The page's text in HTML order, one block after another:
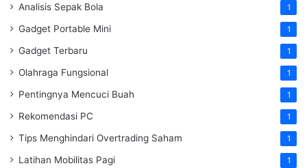
Analisis Sepak Bola 1
Gadget Portable Mini 1
Gadget Terbaru 1
Olahraga Fungsional 1
Pentingnya Mencuci Buah 1
Rekomendasi PC 1
Tips Menghindari Overtrading Saham 1
Latihan Mobilitas Pagi 1